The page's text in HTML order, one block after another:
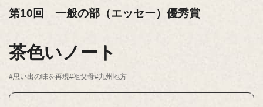
第10回 一般の部（エッセー）優秀賞
茶色いノート
#思い出の味を再現#祖父母#九州地方